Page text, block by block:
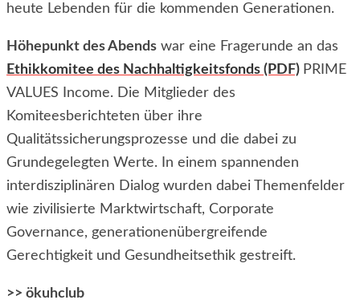
heute Lebenden für die kommenden Generationen.
Höhepunkt des Abends war eine Fragerunde an das
Ethikkomitee des Nachhaltigkeitsfonds (PDF) PRIME
VALUES Income. Die Mitglieder des
Komiteesberichteten über ihre
Qualitätssicherungsprozesse und die dabei zu
Grundegelegten Werte. In einem spannenden
interdisziplinären Dialog wurden dabei Themenfelder
wie zivilisierte Marktwirtschaft, Corporate
Governance, generationenübergreifende
Gerechtigkeit und Gesundheitsethik gestreift.
>> ökuhclub